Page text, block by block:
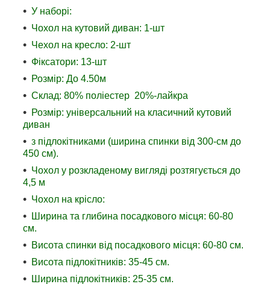
У наборі:
Чохол на кутовий диван: 1-шт
Чехол на кресло: 2-шт
Фіксатори: 13-шт
Розмір: До 4.50м
Склад: 80% поліестер 20%-лайкра
Розмір: універсальний на класичний кутовий
диван
з підлокітниками (ширина спинки від 300-см до
450 см).
Чохол у розкладеному вигляді розтягується до
4,5 м
Чохол на крісло:
Ширина та глибина посадкового місця: 60-80
см.
Висота спинки від посадкового місця: 60-80 см.
Висота підлокітників: 35-45 см.
Ширина підлокітників: 25-35 см.